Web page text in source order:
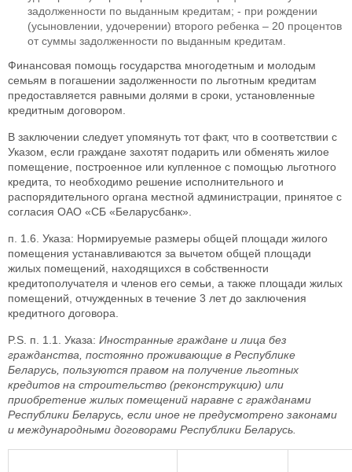
задолженности по выданным кредитам; - при рождении
(усыновлении, удочерении) второго ребенка – 20 процентов
от суммы задолженности по выданным кредитам.
Финансовая помощь государства многодетным и молодым
семьям в погашении задолженности по льготным кредитам
предоставляется равными долями в сроки, установленные
кредитным договором.
В заключении следует упомянуть тот факт, что в соответствии с
Указом, если граждане захотят подарить или обменять жилое
помещение, построенное или купленное с помощью льготного
кредита, то необходимо решение исполнительного и
распорядительного органа местной администрации, принятое с
согласия ОАО «СБ «Беларусбанк».
п. 1.6. Указа: Нормируемые размеры общей площади жилого
помещения устанавливаются за вычетом общей площади
жилых помещений, находящихся в собственности
кредитополучателя и членов его семьи, а также площади жилых
помещений, отчужденных в течение 3 лет до заключения
кредитного договора.
P.S. п. 1.1. Указа: Иностранные граждане и лица без
гражданства, постоянно проживающие в Республике
Беларусь, пользуются правом на получение льготных
кредитов на строительство (реконструкцию) или
приобретение жилых помещений наравне с гражданами
Республики Беларусь, если иное не предусмотрено законами
и международными договорами Республики Беларусь.